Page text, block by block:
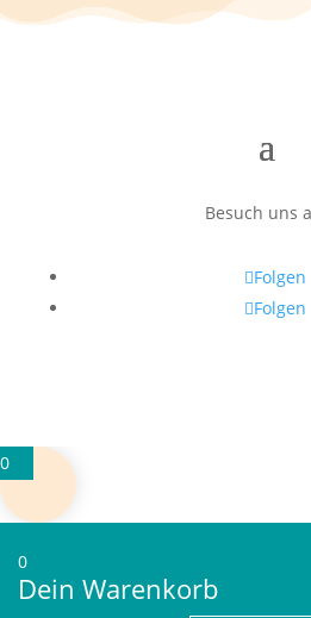
Besuch uns
Folgen
Folgen
0
0
Dein Warenkorb